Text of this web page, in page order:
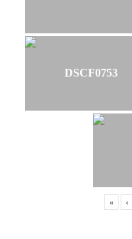
DSCF0753
« ‹